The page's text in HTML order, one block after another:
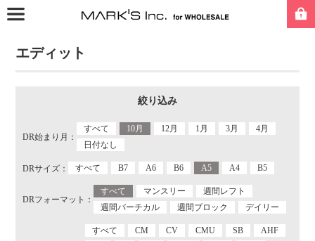
エディット
絞り込み
DR始まり月：
すべて 10月 12月 1月 3月
4月
日付なし
DRサイズ： すべて B7 A6 B6 A5 A4 B5
DRフォーマット：
すべて マンスリー
週間レフト
週間バーチカル
週間ブロック デイリー
すべて CM CV CMU SB
AHF